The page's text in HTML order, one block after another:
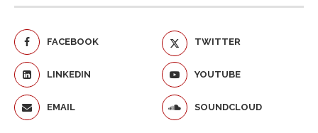
FACEBOOK TWITTER
LINKEDIN YOUTUBE
EMAIL SOUNDCLOUD